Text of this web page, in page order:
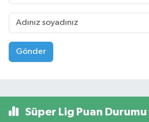
Gönder
Süper Lig Puan Durumu